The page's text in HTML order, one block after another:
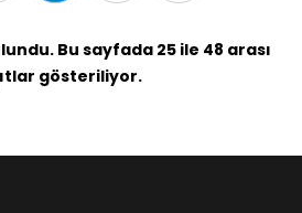
Bu sayfada 25 ile 48 arası
gösteriliyor.